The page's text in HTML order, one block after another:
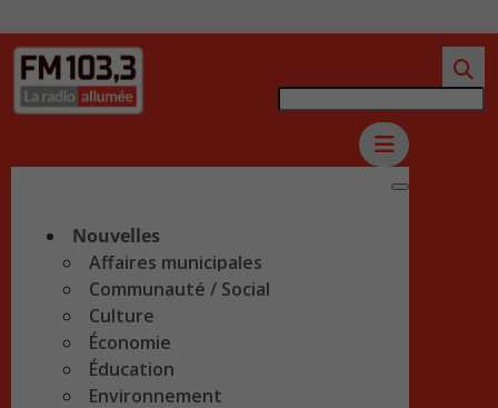
Nouvelles
Affaires municipales
Communauté / Social
Culture
Économie
Éducation
Environnement